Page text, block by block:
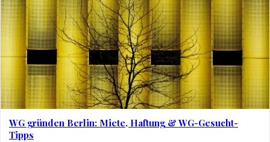
WG gründen Berlin: Miete, Haftung & WG-Gesucht-
Tipps